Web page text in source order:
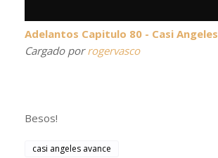
Adelantos Capitulo 80 - Casi Angeles
Cargado porrogervasco
Besos!
casi angeles avance